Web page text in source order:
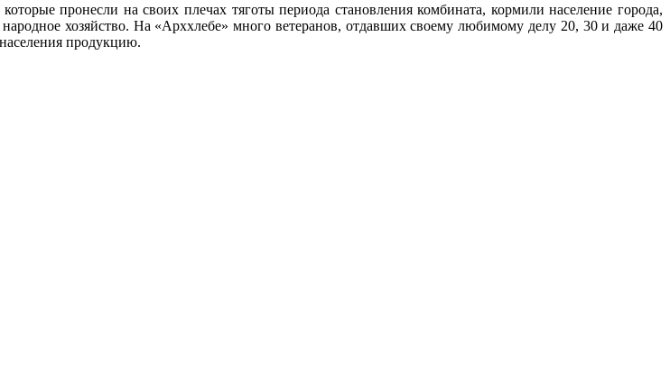
пронесли на своих плечах тяготы периода становления комбината, кормили население города,
хозяйство. На «Арххлебе» много ветеранов, отдавших своему любимому делу 20, 30 и даже 40
продукцию.